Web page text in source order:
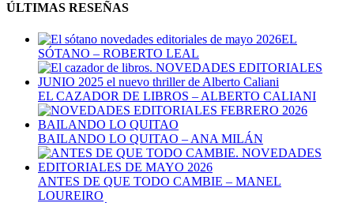
ÚLTIMAS RESEÑAS
EL
SÓTANO – ROBERTO LEAL
EL CAZADOR DE LIBROS – ALBERTO CALIANI
BAILANDO LO QUITAO – ANA MILÁN
ANTES DE QUE TODO CAMBIE – MANEL
LOUREIRO